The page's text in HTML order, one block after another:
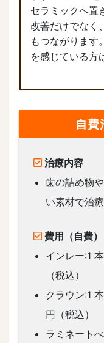
セラミックへ置
改善だけでなく
もつながります
を感じている方
自費
治療内容
歯の詰め物
い素材で治療
費用（自費）
インレー:1
（税込）
クラウン:1
円（税込）
ラミネート